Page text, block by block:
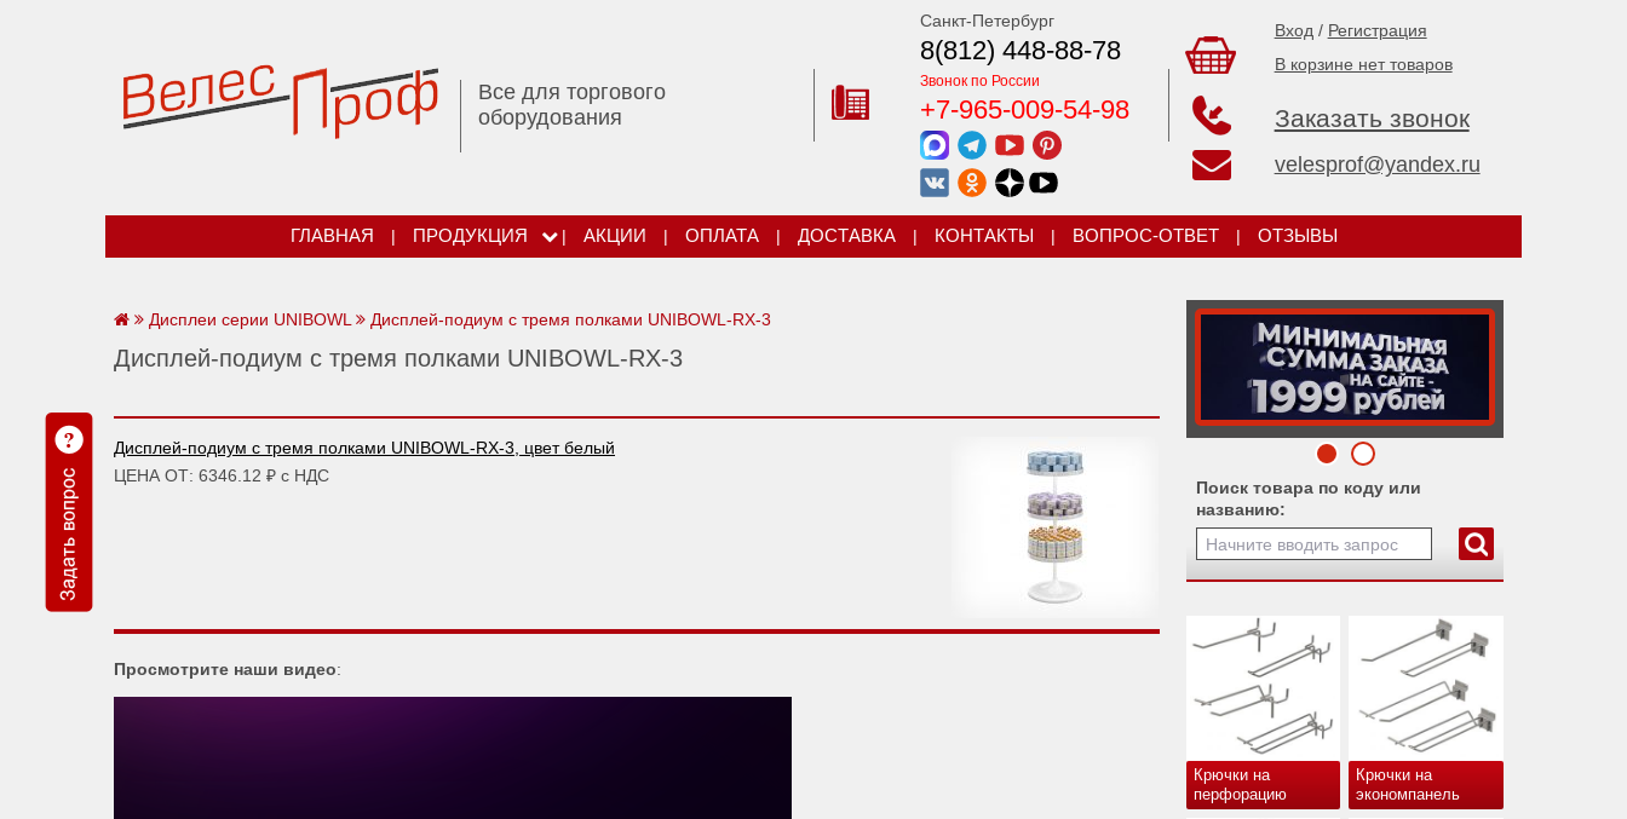
Все для торгового
оборудования
Санкт-Петербург
8(812) 448-88-78
Звонок по России
+7-965-009-54-98
Вход / Регистрация
В корзине нет товаров
Заказать звонок
velesprof@yandex.ru
ГЛАВНАЯ | ПРОДУКЦИЯ | АКЦИИ | ОПЛАТА | ДОСТАВКА | КОНТАКТЫ | ВОПРОС-ОТВЕТ | ОТЗЫВЫ
Поиск товара по коду или
названию:
Крючки на
перфорацию
Крючки на
экономпанель
Дисплеи серии UNIBOWL Дисплей-подиум с тремя полками UNIBOWL-RX-3
Дисплей-подиум с тремя полками UNIBOWL-RX-3
Дисплей-подиум с тремя полками UNIBOWL-RX-3, цвет белый
ЦЕНА ОТ: 6346.12 ₽ с НДС
Просмотрите наши видео: